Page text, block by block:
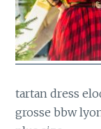
tartan dress
grosse bbw